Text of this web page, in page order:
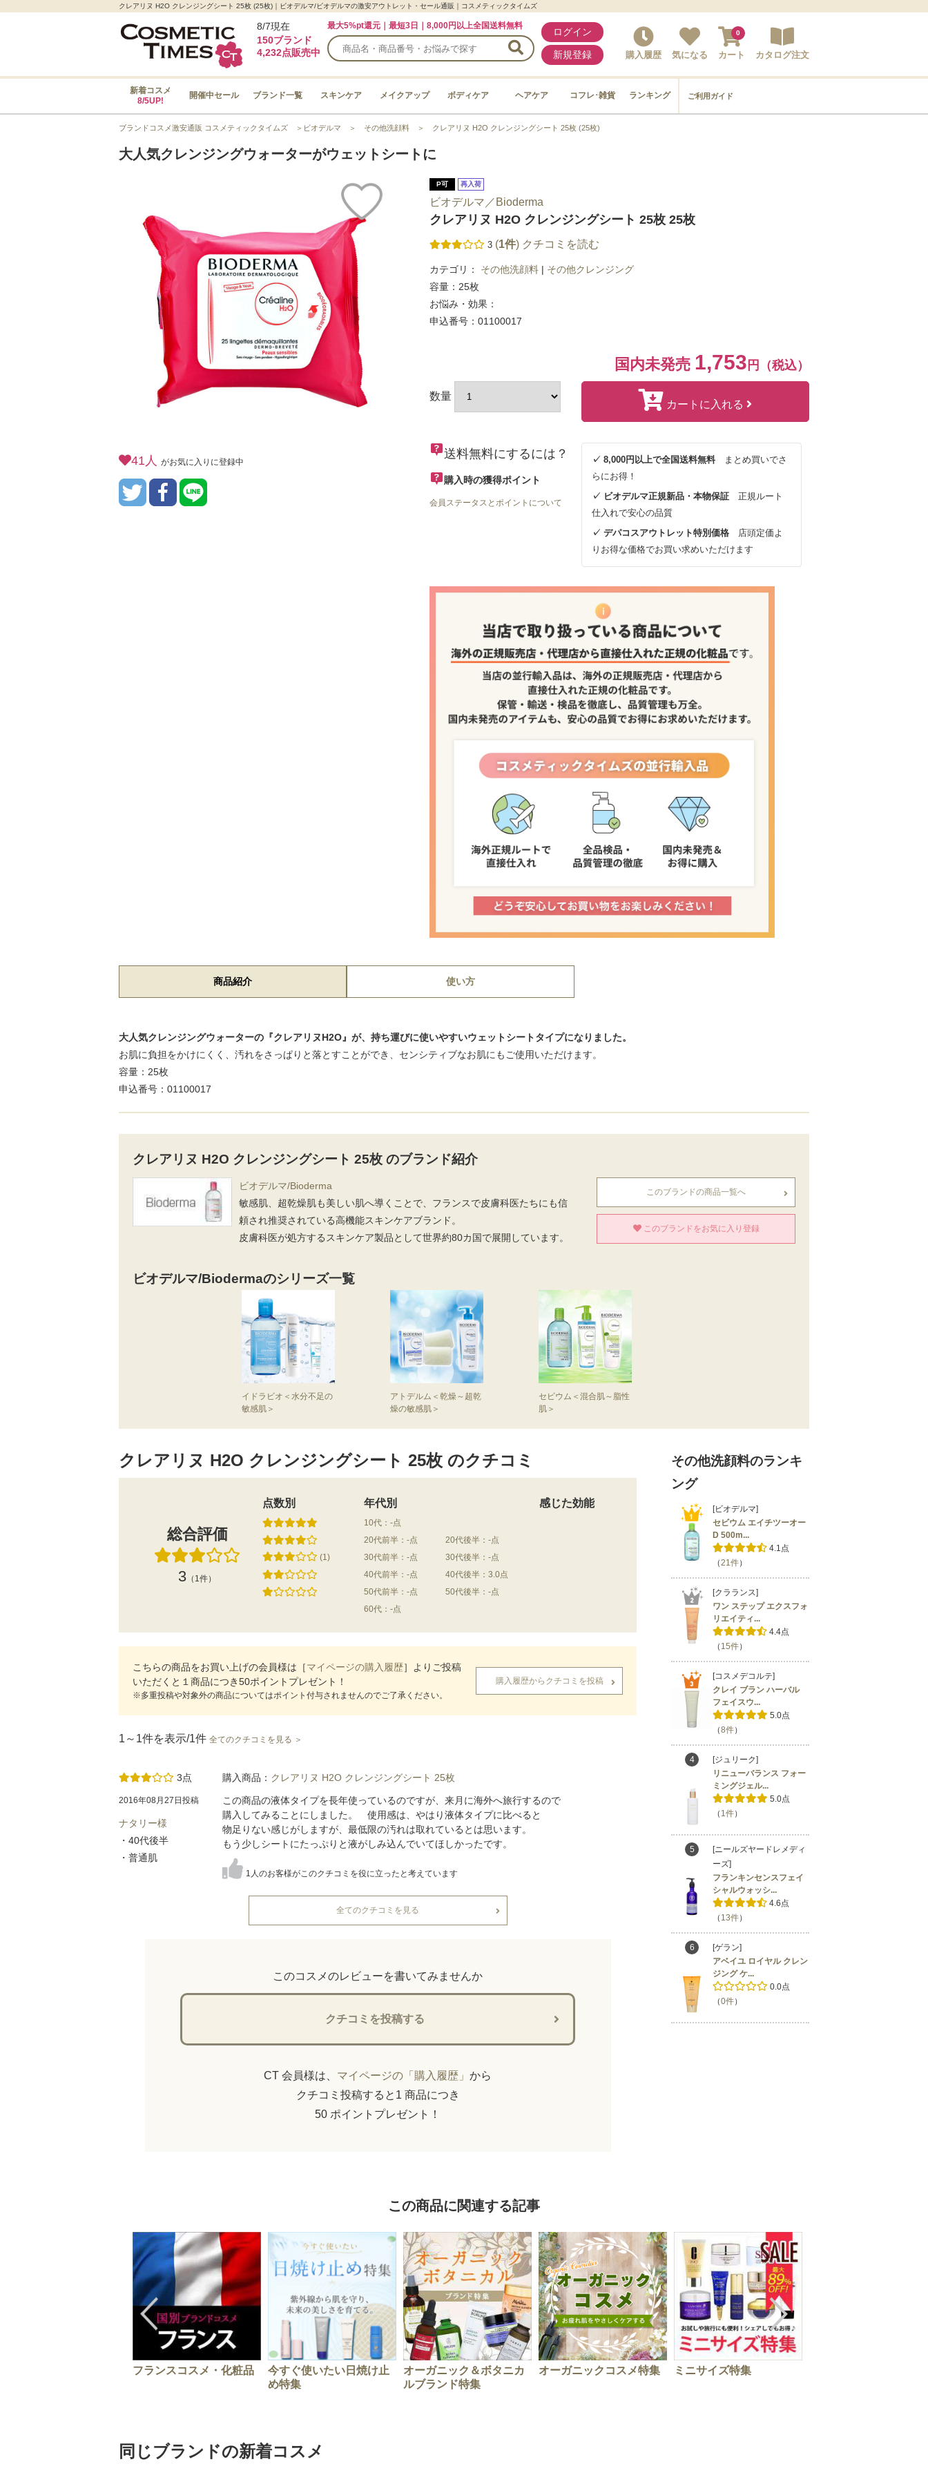
クレアリヌ H2O クレンジングシート 25枚 (25枚)｜ビオデルマ/ビオデルマの激安アウトレット・セール通販｜コスメティックタイムズ
8/7現在
150ブランド
4,232点販売中
最大5%pt還元｜最短3日｜8,000円以上全国送料無料
ログイン
新規登録 購入履歴 気になる カート
0
カタログ注文
新着コスメ
8/5UP!
開催中セール ブランド一覧 スキンケア メイクアップ ボディケア ヘアケア コフレ･雑貨 ランキング ご利用ガイド
ブランドコスメ激安通販 コスメティックタイムズ ＞ ビオデルマ ＞ その他洗顔料 ＞ クレアリヌ H2O クレンジングシート 25枚 (25枚)
大人気クレンジングウォーターがウェットシートに
41人 がお気に入りに登録中
P可 再入荷
ビオデルマ／Bioderma
クレアリヌ H2O クレンジングシート 25枚 25枚
3 (1件) クチコミを読む
カテゴリ： その他洗顔料 | その他クレンジング
容量：25枚
お悩み・効果：
申込番号：01100017
国内未発売 1,753 円（税込）
カートに入れる
数量
送料無料にするには？
購入時の獲得ポイント
会員ステータスとポイントについて
✓ 8,000円以上で全国送料無料まとめ買いでさ
らにお得！
✓ ビオデルマ正規新品・本物保証 正規ルート
仕入れで安心の品質
✓ デパコスアウトレット特別価格 店頭定価よ
りお得な価格でお買い求めいただけます
商品紹介 使い方
大人気クレンジングウォーターの『クレアリヌH2O』が、持ち運びに使いやすいウェットシートタイプになりました。
お肌に負担をかけにくく、汚れをさっぱりと落とすことができ、センシティブなお肌にもご使用いただけます。
容量：25枚
申込番号：01100017
クレアリヌ H2O クレンジングシート 25枚 のブランド紹介
ビオデルマ/Bioderma
敏感肌、超乾燥肌も美しい肌へ導くことで、フランスで皮膚科医たちにも信
頼され推奨されている高機能スキンケアブランド。
皮膚科医が処方するスキンケア製品として世界約80カ国で展開しています。
このブランドの商品一覧へ
このブランドをお気に入り登録
ビオデルマ/Biodermaのシリーズ一覧
イドラビオ＜水分不足の
敏感肌＞
アトデルム＜乾燥～超乾
燥の敏感肌＞
セビウム＜混合肌～脂性
肌＞
クレアリヌ H2O クレンジングシート 25枚 のクチコミ
総合評価
3 （1件）
点数別 年代別 感じた効能
10代：-点
20代前半：-点
20代後半：-点
(1)
30代前半：-点
30代後半：-点
40代前半：-点
40代後半：3.0点
50代前半：-点
50代後半：-点
60代：-点
こちらの商品をお買い上げの会員様は［マイページの購入履歴］よりご投稿
いただくと１商品につき50ポイントプレゼント！
※多重投稿や対象外の商品についてはポイント付与されませんのでご了承ください。
購入履歴からクチコミを投稿
1～1件を表示/1件 全てのクチコミを見る ＞
3点
2016年08月27日投稿
ナタリー様
・40代後半
・普通肌
購入商品： クレアリヌ H2O クレンジングシート 25枚
この商品の液体タイプを長年使っているのですが、来月に海外へ旅行するので
購入してみることにしました。 使用感は、やはり液体タイプに比べると
物足りない感じがしますが、最低限の汚れは取れているとは思います。
もう少しシートにたっぷりと液がしみ込んでいてほしかったです。
1人のお客様がこのクチコミを役に立ったと考えています
全てのクチコミを見る
このコスメのレビューを書いてみませんか
クチコミを投稿する
CT 会員様は、 マイページの「購入履歴」 から
クチコミ投稿すると1 商品につき
50 ポイントプレゼント！
その他洗顔料のランキ
ング
[ビオデルマ]
セビウム エイチツーオー
D 500m...
4.1点
（21件）
[クラランス]
ワン ステップ エクスフォ
リエイティ...
4.4点
（ 15件）
[コスメデコルテ]
クレイ ブラン ハーバル
フェイスウ...
5.0点
（8件）
4
[ジュリーク]
リニューバランス フォー
ミングジェル...
5.0点
（ 1件）
5
[ニールズヤードレメディ
ーズ]
フランキンセンスフェイ
シャルウォッシ...
4.6点
（ 13件）
6
[ゲラン]
アベイユ ロイヤル クレン
ジング ケ...
0.0点
（0件）
この商品に関連する記事
フランスコスメ・化粧品
今すぐ使いたい日焼け止
め特集
オーガニック＆ボタニカ
ルブランド特集
オーガニックコスメ特集 ミニサイズ特集
同じブランドの新着コスメ